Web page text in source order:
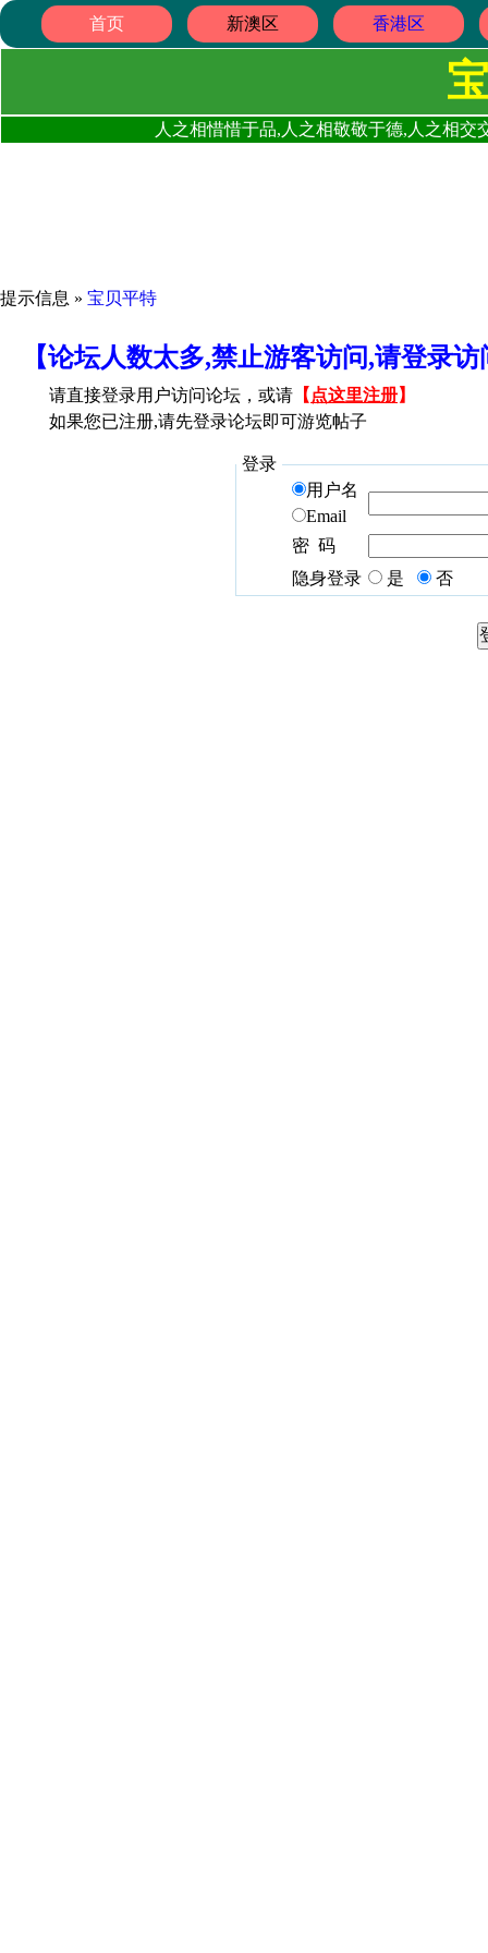
首页 新澳区 香港区
人之相惜惜于品,人之相敬敬于德,人之相
提示信息 » 宝贝平特
【论坛人数太多,禁止游客访问,请登录
请直接登录用户访问论坛，或请 【 点这里注册】
如果您已注册,请先登录论坛即可游览帖子
登录
用户名
Email
密 码
隐身登录
是 否